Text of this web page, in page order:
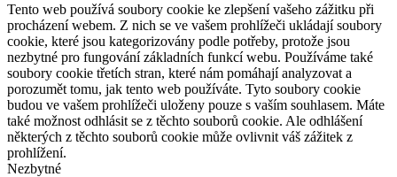
Tento web používá soubory cookie ke zlepšení vašeho zážitku při
procházení webem. Z nich se ve vašem prohlížeči ukládají soubory
cookie, které jsou kategorizovány podle potřeby, protože jsou
nezbytné pro fungování základních funkcí webu. Používáme také
soubory cookie třetích stran, které nám pomáhají analyzovat a
porozumět tomu, jak tento web používáte. Tyto soubory cookie
budou ve vašem prohlížeči uloženy pouze s vaším souhlasem. Máte
také možnost odhlásit se z těchto souborů cookie. Ale odhlášení
některých z těchto souborů cookie může ovlivnit váš zážitek z
prohlížení.
Nezbytné